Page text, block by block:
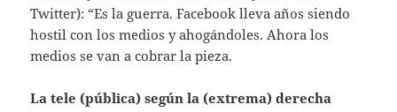
Twitter): “Es la guerra. Facebook lleva años siendo
hostil con los medios y ahogándoles. Ahora los
medios se van a cobrar la pieza.
La tele (pública) según la (extrema) derecha